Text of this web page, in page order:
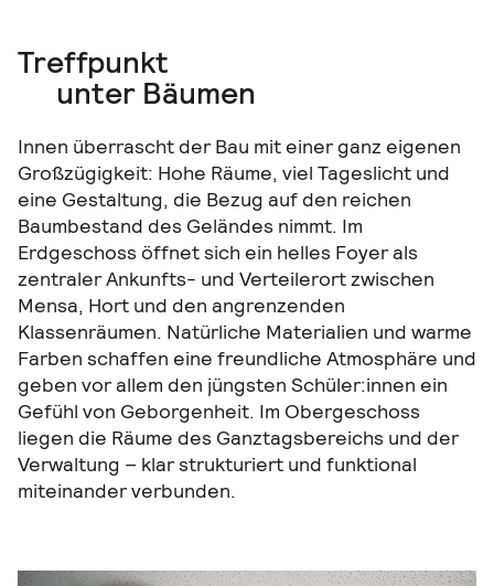
Treffpunkt
unter Bäumen
Innen überrascht der Bau mit einer ganz eigenen
Großzügigkeit: Hohe Räume, viel Tageslicht und
eine Gestaltung, die Bezug auf den reichen
Baumbestand des Geländes nimmt. Im
Erdgeschoss öffnet sich ein helles Foyer als
zentraler Ankunfts- und Verteilerort zwischen
Mensa, Hort und den angrenzenden
Klassenräumen. Natürliche Materialien und warme
Farben schaffen eine freundliche Atmosphäre und
geben vor allem den jüngsten Schüler:innen ein
Gefühl von Geborgenheit. Im Obergeschoss
liegen die Räume des Ganztagsbereichs und der
Verwaltung – klar strukturiert und funktional
miteinander verbunden.